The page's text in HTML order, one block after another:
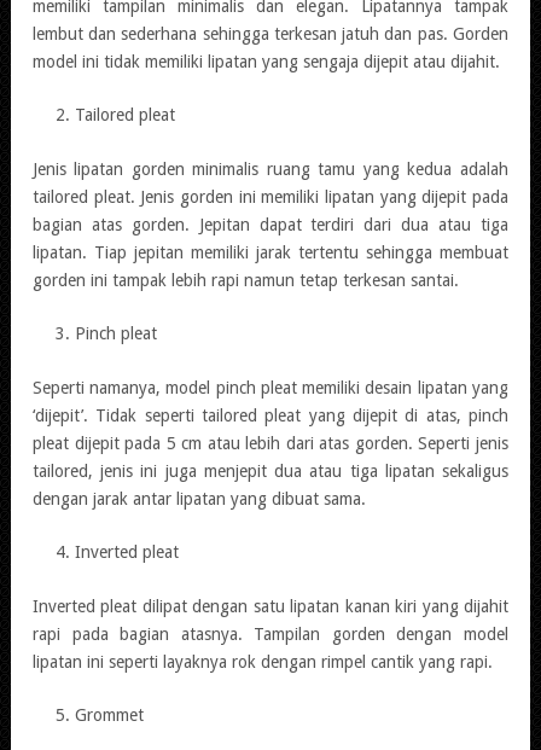
memiliki tampilan minimalis dan elegan. Lipatannya tampak
lembut dan sederhana sehingga terkesan jatuh dan pas. Gorden
model ini tidak memiliki lipatan yang sengaja dijepit atau dijahit.
Tailored pleat
Jenis lipatan gorden minimalis ruang tamu yang kedua adalah
tailored pleat. Jenis gorden ini memiliki lipatan yang dijepit pada
bagian atas gorden. Jepitan dapat terdiri dari dua atau tiga
lipatan. Tiap jepitan memiliki jarak tertentu sehingga membuat
gorden ini tampak lebih rapi namun tetap terkesan santai.
Pinch pleat
Seperti namanya, model pinch pleat memiliki desain lipatan yang
‘dijepit’. Tidak seperti tailored pleat yang dijepit di atas, pinch
pleat dijepit pada 5 cm atau lebih dari atas gorden. Seperti jenis
tailored, jenis ini juga menjepit dua atau tiga lipatan sekaligus
dengan jarak antar lipatan yang dibuat sama.
Inverted pleat
Inverted pleat dilipat dengan satu lipatan kanan kiri yang dijahit
rapi pada bagian atasnya. Tampilan gorden dengan model
lipatan ini seperti layaknya rok dengan rimpel cantik yang rapi.
Grommet